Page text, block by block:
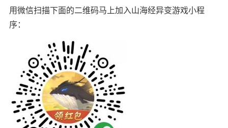
用微信扫描下面的二维码马上加入山海经异变游戏小程
序：